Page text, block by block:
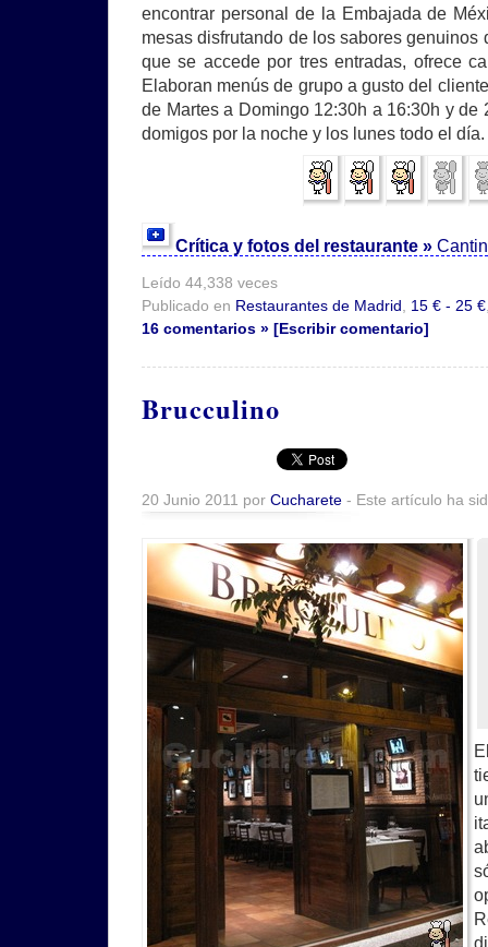
encontrar personal de la Embajada de
mesas disfrutando de los sabores genuinos
que se accede por tres entradas, ofrece
Elaboran menús de grupo a gusto del
de Martes a Domingo 12:30h a 16:30h y de
domigos por la noche y los lunes todo el día.
Crítica y fotos del restaurante »
Leído 44,338 veces
Publicado en Restaurantes de Madrid 15 € - 25 €
16 comentarios » [Escribir comentario]
Brucculino
20 Junio 2011 por Cucharete - Este artículo ha